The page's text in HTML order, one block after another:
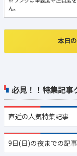
必見！！特集記事
直近の人気特集記事
9日(日)の夜までの記事
ん。
本日